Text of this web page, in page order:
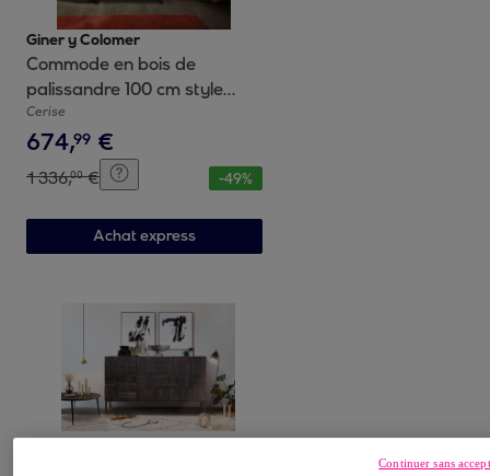
Giner y Colomer
Commode en bois de
palissandre 100 cm style
contemporain industriel
Cerise
674,99 €
1336,00 € -49%
Achat express
Continuer sans